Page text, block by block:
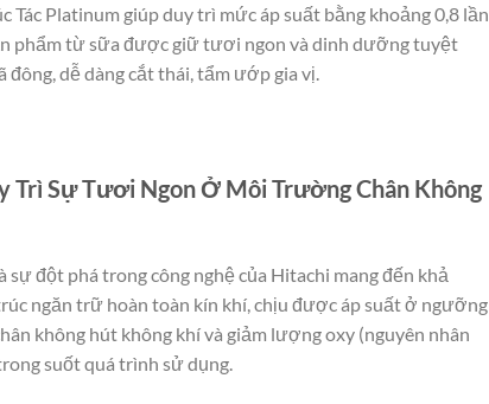
Tác Platinum giúp duy trì mức áp suất bằng khoảng 0,8 lần
phẩm từ sữa được giữ tươi ngon và dinh dưỡng tuyệt
đông, dễ dàng cắt thái, tẩm ướp gia vị.
Trì Sự Tươi Ngon Ở Môi Trường Chân Không
đột phá trong công nghệ của Hitachi mang đến khả
ngăn trữ hoàn toàn kín khí, chịu được áp suất ở ngưỡng
không hút không khí và giảm lượng oxy (nguyên nhân
suốt quá trình sử dụng.